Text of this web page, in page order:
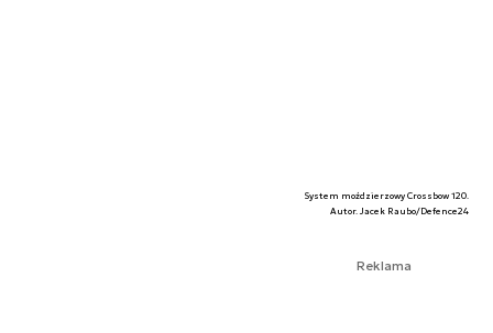
System moździerzowy Crossbow 120.
Autor. Jacek Raubo/Defence24
Reklama